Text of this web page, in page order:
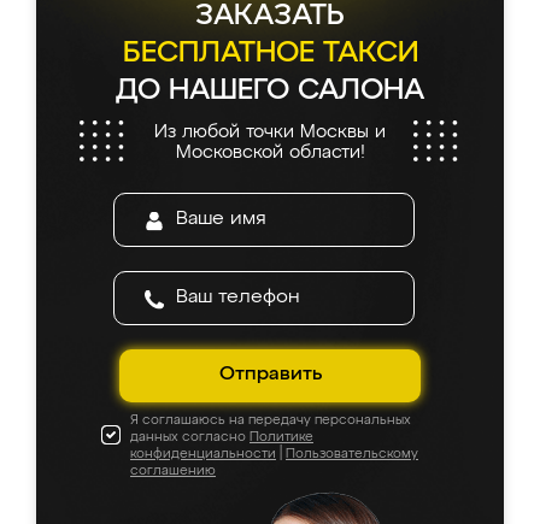
ЗАКАЗАТЬ
БЕСПЛАТНОЕ ТАКСИ
ДО НАШЕГО САЛОНА
Из любой точки Москвы и
Московской области!
Отправить
Я соглашаюсь на передачу персональных
данных согласно Политике
конфиденциальности
Пользовательскому
соглашению